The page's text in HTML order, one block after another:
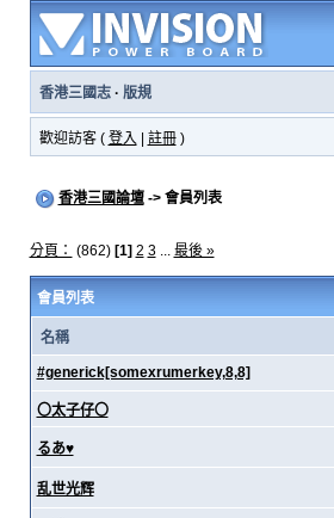
香港三國志· 版規
歡迎訪客 ( 登入 註冊)
香港三國論壇-> 會員列表
分頁： (862) [1] 2 3... 最後 »
會員列表
名稱
#generick[somexrumerkey,8,8]
〇太子仔〇
るあ♥
乱世光辉